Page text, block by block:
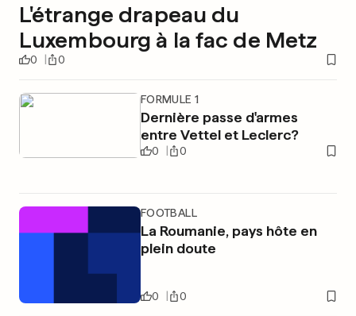
L'étrange drapeau du
Luxembourg à la fac de Metz
0 0
FORMULE 1
Dernière passe d'armes
entre Vettel et Leclerc?
0 0
FOOTBALL
La Roumanie, pays hôte en
plein doute
0 0